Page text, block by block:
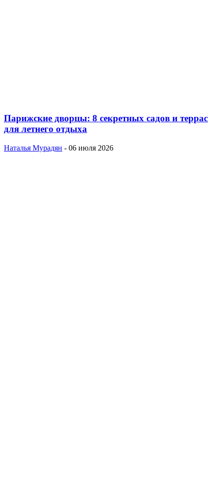
Парижские дворцы: 8 секретных садов и террас
для летнего отдыха
Наталья Мурадян - 06 июля 2026